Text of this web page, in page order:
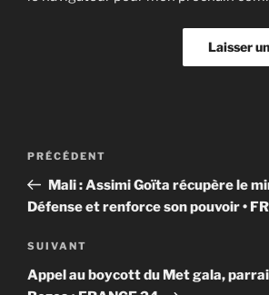
Navigation
l’article
Article
précédent
PRÉCÉDENT
Mali : Assimi Goïta récupère le
Défense et renforce son pouvoir •
Article
suivant
SUIVANT
Appel au boycott du Met gala,